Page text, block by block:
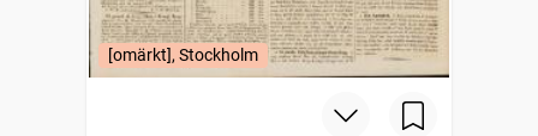
[omärkt], Stockholm